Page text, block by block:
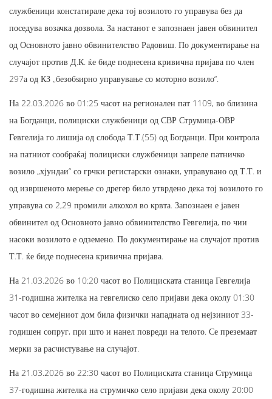
службеници констатирале дека тој возилото го управува без да
поседува возачка дозвола. За настанот е запознаен јавен обвинител
од Основното јавно обвинителство Радовиш. По документирање на
случајот против Д.К. ќе биде поднесена кривична пријава по член
297а од КЗ „безобѕирно управување со моторно возило“.
На 22.03.2026 во 01:25 часот на регионален пат 1109, во близина
на Богданци, полициски службеници од СВР Струмица-ОВР
Гевгелија го лишија од слобода Т.Т.(55) од Богданци. При контрола
на патниот сообраќај полициски службеници запреле патничко
возило „хјундаи“ со грчки регистарски ознаки, управувано од Т.Т. и
од извршеното мерење со дрегер било утврдено дека тој возилото го
управува со 2,29 промили алкохол во крвта. Запознаен е јавен
обвинител од Основното јавно обвинителство Гевгелија, по чии
насоки возилото е одземено. По документирање на случајот против
Т.Т. ќе биде поднесена кривична пријава.
На 21.03.2026 во 10:20 часот во Полициската станица Гевгелија
31-годишна жителка на гевгелиско село пријави дека околу 01:30
часот во семејниот дом била физички нападната од нејзиниот 33-
годишен сопруг, при што и нанел повреди на телото. Се преземаат
мерки за расчистување на случајот.
На 21.03.2026 во 22:30 часот во Полициската станица Струмица
37-годишна жителка на струмичко село пријави дека околу 20:00